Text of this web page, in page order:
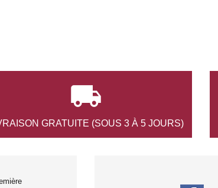

GRATUITE (SOUS 3 À 5 JOURS)